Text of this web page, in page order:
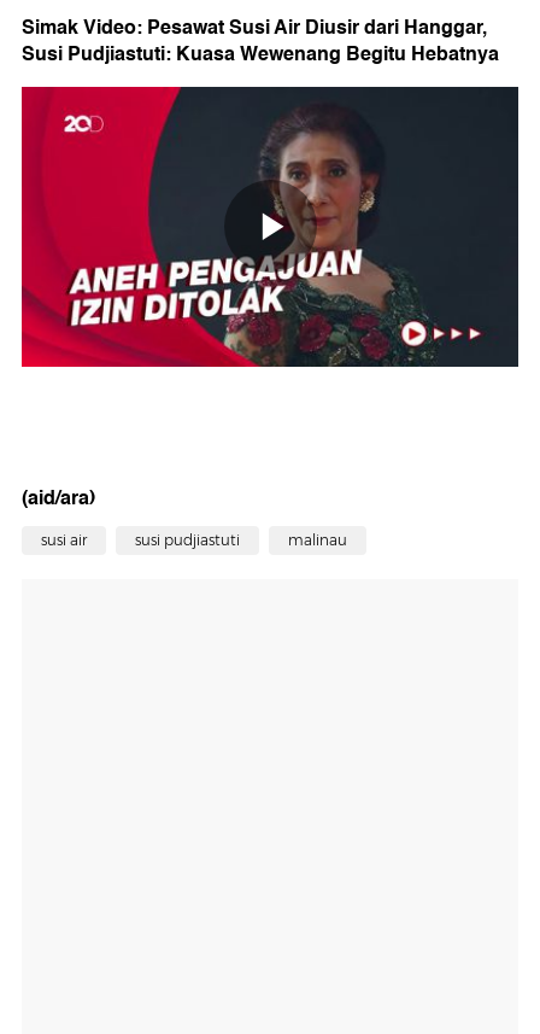
Simak Video: Pesawat Susi Air Diusir dari Hanggar,
Susi Pudjiastuti: Kuasa Wewenang Begitu Hebatnya
(aid/ara)
susi air susi pudjiastuti malinau